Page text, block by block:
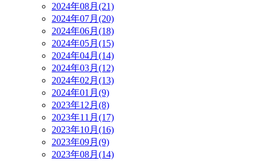
2024年08月(21)
2024年07月(20)
2024年06月(18)
2024年05月(15)
2024年04月(14)
2024年03月(12)
2024年02月(13)
2024年01月(9)
2023年12月(8)
2023年11月(17)
2023年10月(16)
2023年09月(9)
2023年08月(14)